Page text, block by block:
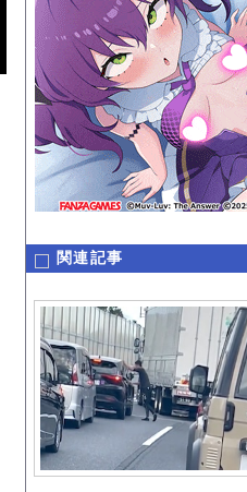
【画像】伊藤舞雪とかいうＡＶ女
【緊急】肛門にスティックのり入
お知らせ
【動画】世界一過酷なオフロード
Powered by livedoor 相互RSS
示されません。
関連記事